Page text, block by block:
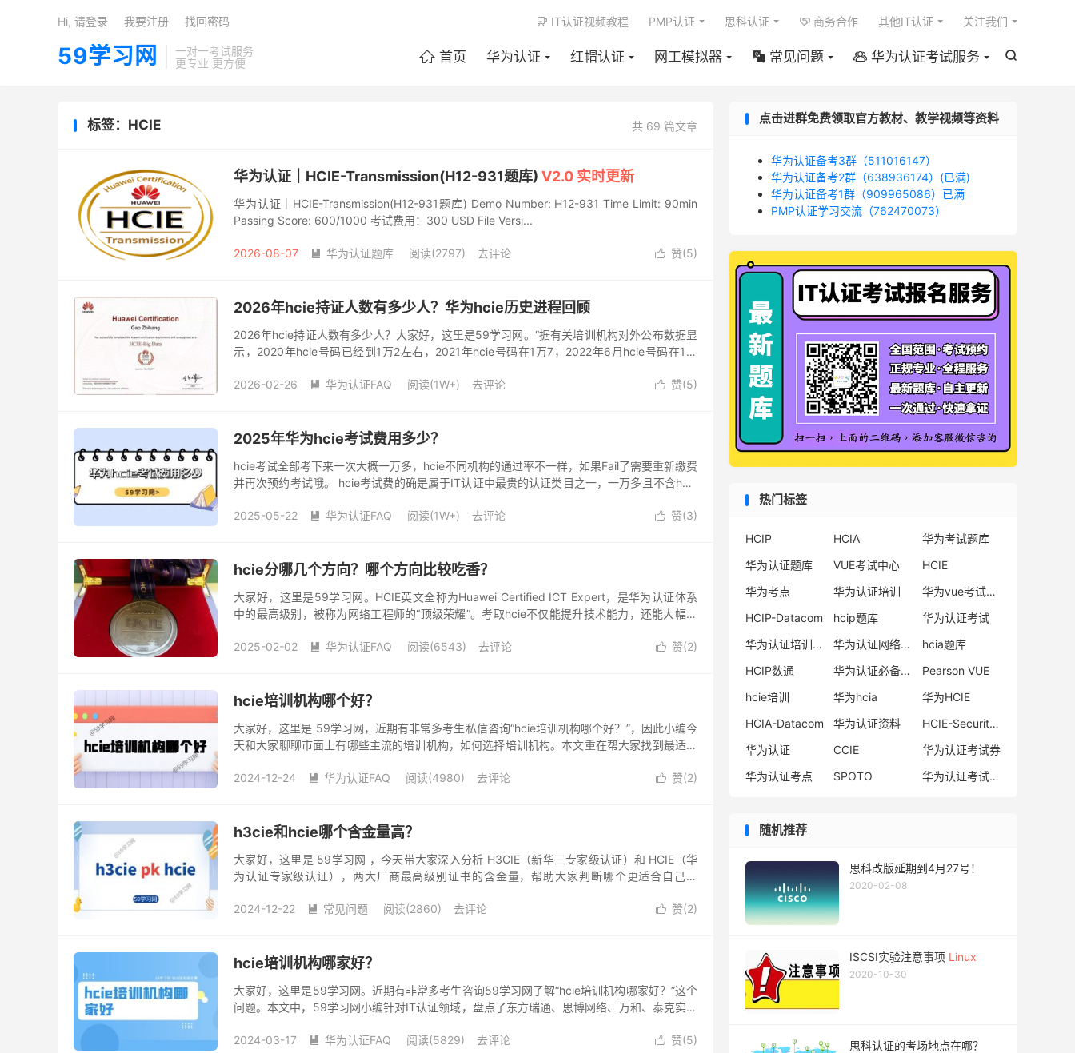
59学习网
一对一考试服务
更专业 更方便

 首页 华为认证 红帽认证 网工模拟器  常见问题  华为认证考试服务
 IT认证视频教程 PMP认证 思科认证  商务合作 其他IT认证 关注我们
Hi, 请登录 我要注册 找回密码
共 69 篇文章
标签：HCIE
华为认证｜HCIE-Transmission(H12-931题库) V2.0 实时更新
华为认证｜HCIE-Transmission(H12-931题库) Demo Number: H12-931 Time Limit: 90min
Passing Score: 600/1000 考试费用：300 USD File Versi...
 赞(5)
2026-08-07  华为认证题库 阅读(2797) 去评论
2026年hcie持证人数有多少人？华为hcie历史进程回顾
2026年hcie持证人数有多少人？大家好，这里是59学习网。“据有关培训机构对外公布数据显
示，2020年hcie号码已经到1万2左右，2021年hcie号码在1万7，2022年6月hcie号码在1万
 赞(5)
2026-02-26  华为认证FAQ 阅读(1W+) 去评论
2025年华为hcie考试费用多少？
hcie考试全部考下来一次大概一万多，hcie不同机构的通过率不一样，如果Fail了需要重新缴费
并再次预约考试哦。 hcie考试费的确是属于IT认证中最贵的认证类目之一，一万多且不含hcie
活的人，工资一般也不会特别低。
 赞(3)
2025-05-22  华为认证FAQ 阅读(1W+) 去评论
hcie分哪几个方向？哪个方向比较吃香？
大家好，这里是59学习网。HCIE英文全称为Huawei Certified ICT Expert，是华为认证体系
中的最高级别，被称为网络工程师的“顶级荣耀”。考取hcie不仅能提升技术能力，还能大幅增
 赞(2)
2025-02-02  华为认证FAQ 阅读(6543) 去评论
hcie培训机构哪个好？
大家好，这里是 59学习网，近期有非常多考生私信咨询“hcie培训机构哪个好？”，因此小编今
天和大家聊聊市面上有哪些主流的培训机构，如何选择培训机构。本文重在帮大家找到最适合
 赞(2)
2024-12-24  华为认证FAQ 阅读(4980) 去评论
h3cie和hcie哪个含金量高？
大家好，这里是 59学习网 ，今天带大家深入分析 H3CIE（新华三专家级认证）和 HCIE（华
为认证专家级认证），两大厂商最高级别证书的含金量，帮助大家判断哪个更适合自己！
 赞(2)
2024-12-22  常见问题 阅读(2860) 去评论
hcie培训机构哪家好？
大家好，这里是59学习网。近期有非常多考生咨询59学习网了解“hcie培训机构哪家好？”这个
问题。本文中，59学习网小编针对IT认证领域，盘点了东方瑞通、思博网络、万和、泰克实验
 赞(5)
2024-03-17  华为认证FAQ 阅读(5829) 去评论
点击进群免费领取官方教材、教学视频等资料
华为认证备考3群（511016147）
华为认证备考2群（638936174）(已满)
华为认证备考1群（909965086）已满
PMP认证学习交流（762470073）
热门标签
HCIP HCIA
华为考试题库
华为认证题库
VUE考试中心
HCIE
华为考点
华为认证培训
华为vue考试中心
HCIP-Datacom
hcip题库
华为认证考试
华为认证培训机构
华为认证网络工程师
hcia题库
HCIP数通
华为认证必备电子书系列
Pearson VUE
hcie培训
华为hcia
华为HCIE
HCIA-Datacom
华为认证资料
HCIE-Security备考指南
华为认证
CCIE
华为认证考试券
华为认证考点
SPOTO 华为认证考试费用
随机推荐
思科改版延期到4月27号！
2020-02-08
ISCSI实验注意事项 Linux
2020-10-30
思科认证的考场地点在哪？